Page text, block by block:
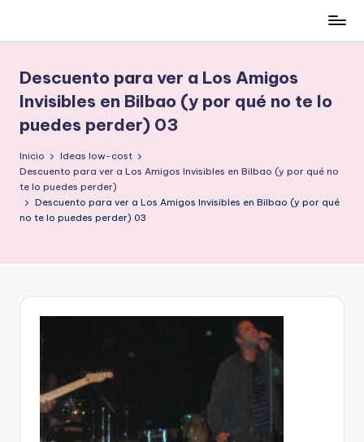
contenido
low-
cost
y
no
en
el
intento
Descuento para ver a Los Amigos
Invisibles en Bilbao (y por qué no te lo
puedes perder) 03
Inicio
Ideas low-cost
Descuento para ver a Los Amigos Invisibles en Bilbao (y por qué no
te lo puedes perder)
Descuento para ver a Los Amigos Invisibles en Bilbao (y por qué
no te lo puedes perder) 03